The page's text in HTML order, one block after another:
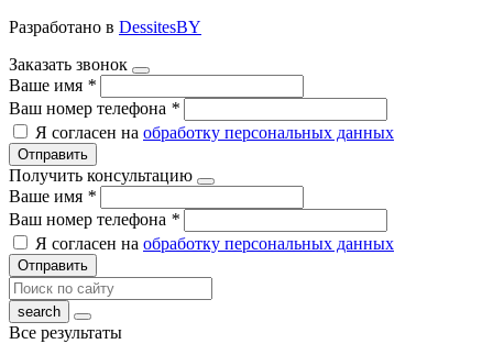
Разработано в DessitesBY
Заказать звонок
Ваше имя *
Ваш номер телефона *
Я согласен на обработку персональных данных
Отправить
Получить консультацию
Ваше имя *
Ваш номер телефона *
Я согласен на обработку персональных данных
Отправить
Все результаты